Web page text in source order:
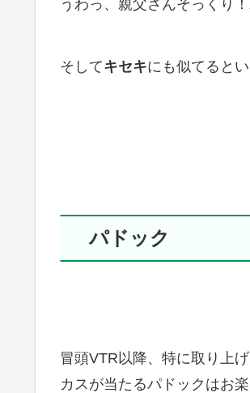
うわっ、親父さんそっくり！
そしてキセキにも似てるとい
パドック
冒頭VTR以降、特に取り上
カスが当たるパドックはお